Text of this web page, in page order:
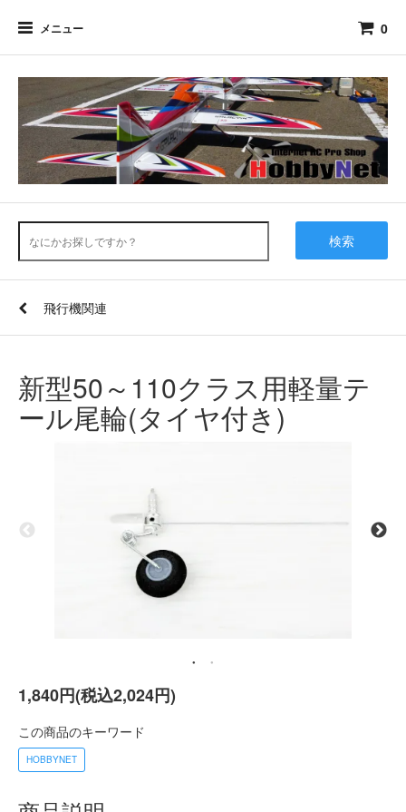
メニュー 0
検索
飛行機関連
新型50～110クラス用軽量テ
ール尾輪(タイヤ付き)
1,840円(税込2,024円)
この商品のキーワード
HOBBYNET